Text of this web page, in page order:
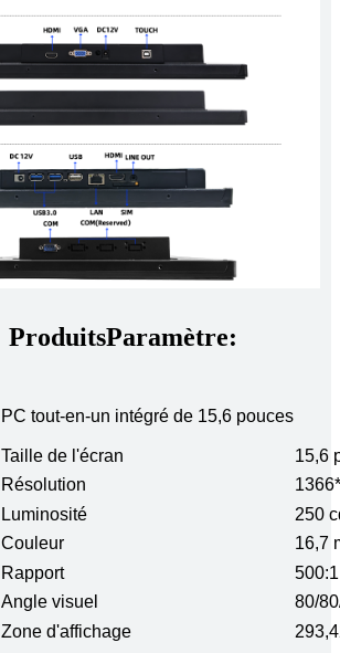
ProduitsParamètre:
PC tout-en-un intégré de 15,6 pouces
Taille de l'écran
15,6
Résolution
Luminosité
250
Couleur
16,7
Rapport
500:1
Angle visuel
80/
Zone d'affichage